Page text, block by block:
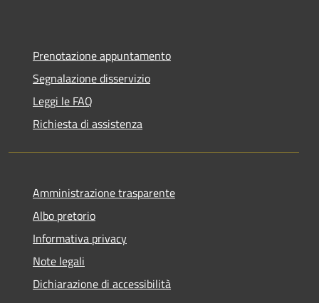
Prenotazione appuntamento
Segnalazione disservizio
Leggi le FAQ
Richiesta di assistenza
Amministrazione trasparente
Albo pretorio
Informativa privacy
Note legali
Dichiarazione di accessibilità